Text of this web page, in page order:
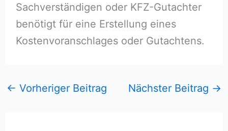
Sachverständigen oder KFZ-Gutachter
benötigt für eine Erstellung eines
Kostenvoranschlages oder Gutachtens.
← Vorheriger Beitrag Nächster Beitrag →